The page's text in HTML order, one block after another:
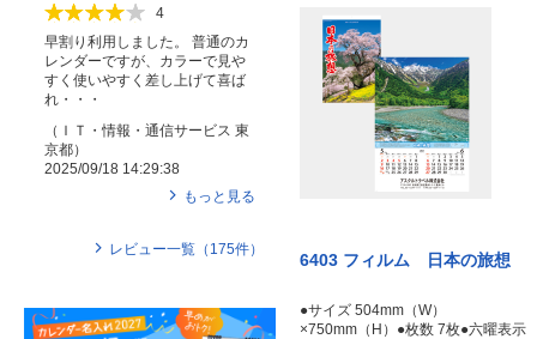
6403 フィルム 日本の旅想
●サイズ 504mm（W）
×750mm（H）●枚数 7枚●六曜表示
4
早割り利用しました。 普通のカ
レンダーですが、カラーで見や
すく使いやすく差し上げて喜ば
れ・・・
（ ＩＴ・情報・通信サービス 東
京都）
2025/09/18 14:29:38
もっと見る
レビュー一覧（ 175件）